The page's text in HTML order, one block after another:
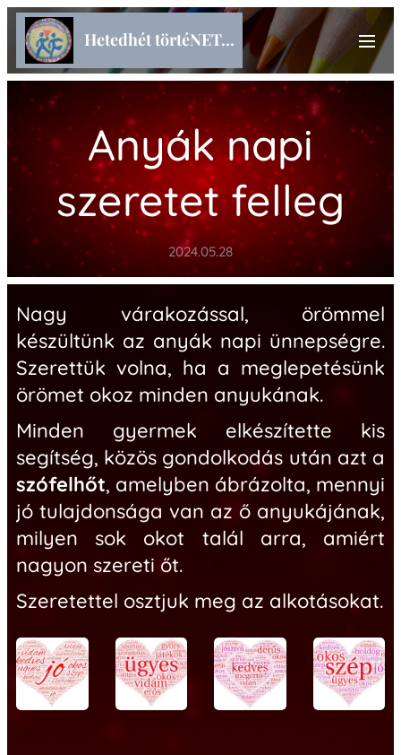
Hetedhét törtéNET...
Anyák napi
szeretet felleg
2024.05.28
Nagy várakozással, örömmel
készültünk az anyák napi ünnepségre.
Szerettük volna, ha a meglepetésünk
örömet okoz minden anyukának.
Minden gyermek elkészítette kis
segítség, közös gondolkodás után azt a
szófelhőt, amelyben ábrázolta, mennyi
jó tulajdonsága van az ő anyukájának,
milyen sok okot talál arra, amiért
nagyon szereti őt.
Szeretettel osztjuk meg az alkotásokat.